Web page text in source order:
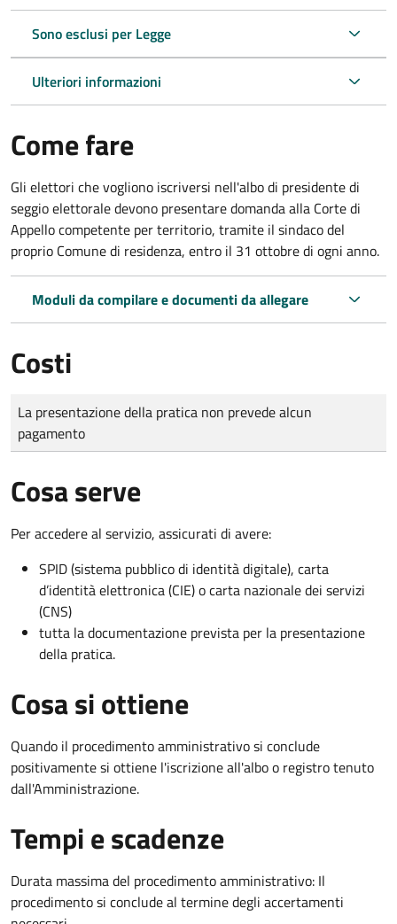
Sono esclusi per Legge
Ulteriori informazioni
Come fare
Gli elettori che vogliono iscriversi nell'albo di presidente di
seggio elettorale devono presentare domanda alla Corte di
Appello competente per territorio, tramite il sindaco del
proprio Comune di residenza, entro il 31 ottobre di ogni anno.
Moduli da compilare e documenti da allegare
Costi
Tipo di pagamento
Importo
La presentazione della pratica non prevede alcun
pagamento
Cosa serve
Per accedere al servizio, assicurati di avere:
SPID (sistema pubblico di identità digitale), carta
d’identità elettronica (CIE) o carta nazionale dei servizi
(CNS)
tutta la documentazione prevista per la presentazione
della pratica.
Cosa si ottiene
Quando il procedimento amministrativo si conclude
positivamente si ottiene l'iscrizione all'albo o registro tenuto
dall'Amministrazione.
Tempi e scadenze
Durata massima del procedimento amministrativo: Il
procedimento si conclude al termine degli accertamenti